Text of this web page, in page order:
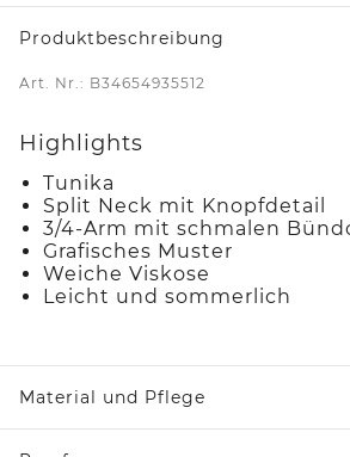
Produktbeschreibung
Art. Nr.: B34654935512
Highlights
Tunika
Split Neck mit Knopfdetail
3/4-Arm mit schmalen
Grafisches Muster
Weiche Viskose
Leicht und sommerlich
Material und Pflege